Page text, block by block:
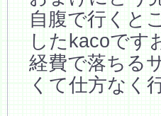
自腹で行くと
したkacoです
経費で落ちる
くて仕方なく